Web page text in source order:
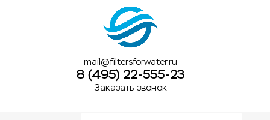
mail@filtersforwater.ru
8 (495) 22-555-23
Заказать звонок